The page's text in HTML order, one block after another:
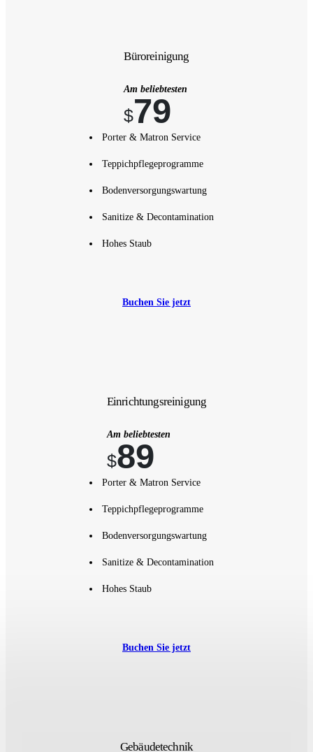
Büroreinigung
Am beliebtesten
$79
Buchen Sie jetzt
Porter & Matron Service
Teppichpflegeprogramme
Bodenversorgungswartung
Sanitize & Decontamination
Hohes Staub
Einrichtungsreinigung
Am beliebtesten
$89
Buchen Sie jetzt
Porter & Matron Service
Teppichpflegeprogramme
Bodenversorgungswartung
Sanitize & Decontamination
Hohes Staub
Gebäudetechnik